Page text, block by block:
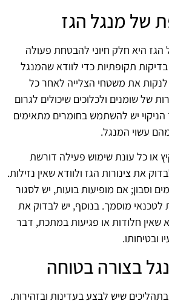
של מנגל הגז
היא חלק חיוני להבטחת פעולה
תקופתיות כדי לוודא שהמנגל
את משטחי הצלייה לאחר כל
של שומנים ולכלוכים שיכולים לגרום
יש להשתמש בחומרים מתאימים
עשוי המנגל.
או כל עונת שימוש פעילה דורשת
את צינורות הגז ולוודא שאין נזילות.
וסבון; אם מופיעות בועות, יש לסגור
לטכנאי מוסמך. בנוסף, יש לבדוק את
שאין חלודות או פגיעות במתכת, דבר
ובטיחותו.
בצורה בטוחה
שיש לבצע בעדינות ובזהירות.